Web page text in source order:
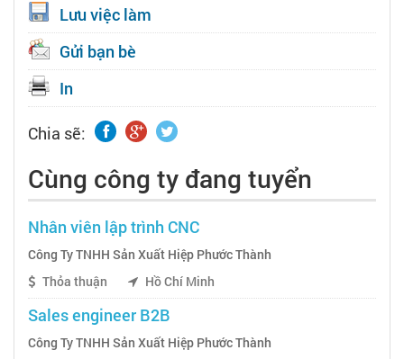
Lưu việc làm
Gửi bạn bè
In
Chia sẽ:
Cùng công ty đang tuyển
Nhân viên lập trình CNC
Công Ty TNHH Sản Xuất Hiệp Phước Thành
Thỏa thuận
Hồ Chí Minh
Sales engineer B2B
Công Ty TNHH Sản Xuất Hiệp Phước Thành